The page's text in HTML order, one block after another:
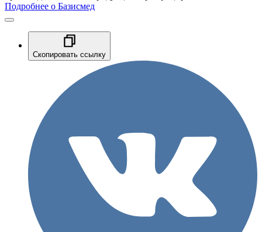
Подробнее о Базисмед
Скопировать ссылку